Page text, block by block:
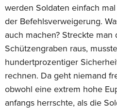
werden Soldaten einfach
der Befehlsverweigerung.
auch machen? Streckte man
Schützengraben raus,
hundertprozentiger
rechnen. Da geht niemand
obwohl eine extrem hohe
anfangs herrschte, als die